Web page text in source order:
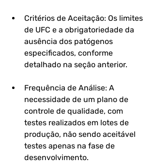
Critérios de Aceitação: Os limites
de UFC e a obrigatoriedade da
ausência dos patógenos
especificados, conforme
detalhado na seção anterior.
Frequência de Análise: A
necessidade de um plano de
controle de qualidade, com
testes realizados em lotes de
produção, não sendo aceitável
testes apenas na fase de
desenvolvimento.